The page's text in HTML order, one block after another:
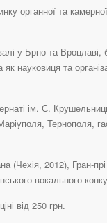
органної та
у Брно та
науковиця та
ім. С.
Тернополя,
(Чехія, 2012), Гран-
вокального
від 250 грн.